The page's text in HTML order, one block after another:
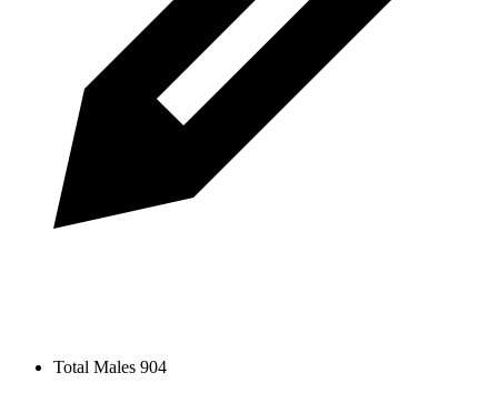
Total Males 904